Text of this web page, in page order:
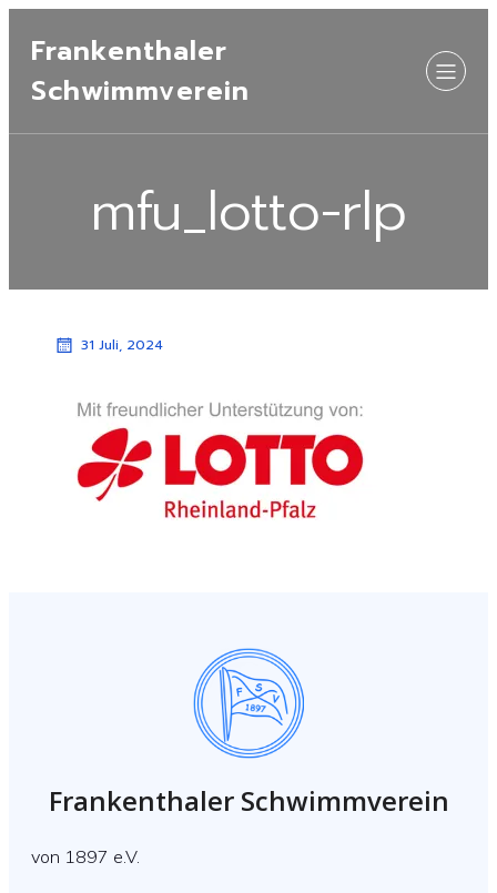
Frankenthaler
Schwimmverein
mfu_lotto-rlp
31 Juli, 2024
Frankenthaler Schwimmverein
von 1897 e.V.